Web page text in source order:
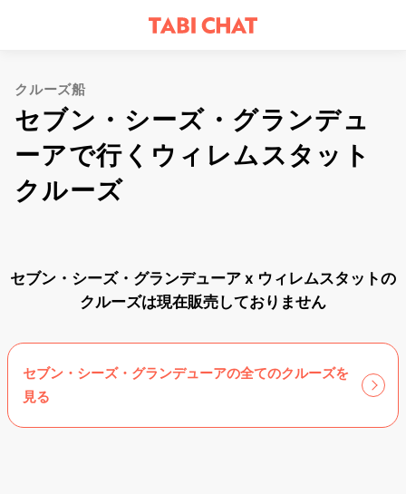
クルーズ船
セブン・シーズ・グランデュ
ーアで行くウィレムスタット
クルーズ
セブン・シーズ・グランデューア x ウィレムスタットの
クルーズは現在販売しておりません
セブン・シーズ・グランデューアの全てのクルーズを
見る